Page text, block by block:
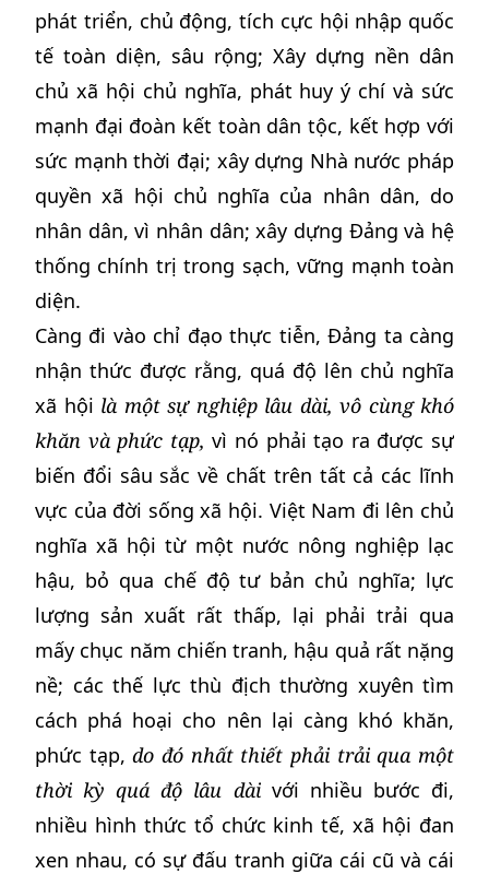
phát triển, chủ động, tích cực hội nhập quốc
tế toàn diện, sâu rộng; Xây dựng nền dân
chủ xã hội chủ nghĩa, phát huy ý chí và sức
mạnh đại đoàn kết toàn dân tộc, kết hợp với
sức mạnh thời đại; xây dựng Nhà nước pháp
quyền xã hội chủ nghĩa của nhân dân, do
nhân dân, vì nhân dân; xây dựng Đảng và hệ
thống chính trị trong sạch, vững mạnh toàn
diện.
Càng đi vào chỉ đạo thực tiễn, Đảng ta càng
nhận thức được rằng, quá độ lên chủ nghĩa
xã hội là một sự nghiệp lâu dài, vô cùng khó
khăn và phức tạp,vì nó phải tạo ra được sự
biến đổi sâu sắc về chất trên tất cả các lĩnh
vực của đời sống xã hội. Việt Nam đi lên chủ
nghĩa xã hội từ một nước nông nghiệp lạc
hậu, bỏ qua chế độ tư bản chủ nghĩa; lực
lượng sản xuất rất thấp, lại phải trải qua
mấy chục năm chiến tranh, hậu quả rất nặng
nề; các thế lực thù địch thường xuyên tìm
cách phá hoại cho nên lại càng khó khăn,
phức tạp,do đó nhất thiết phải trải qua một
thời kỳ quá độ lâu dàivới nhiều bước đi,
nhiều hình thức tổ chức kinh tế, xã hội đan
xen nhau, có sự đấu tranh giữa cái cũ và cái